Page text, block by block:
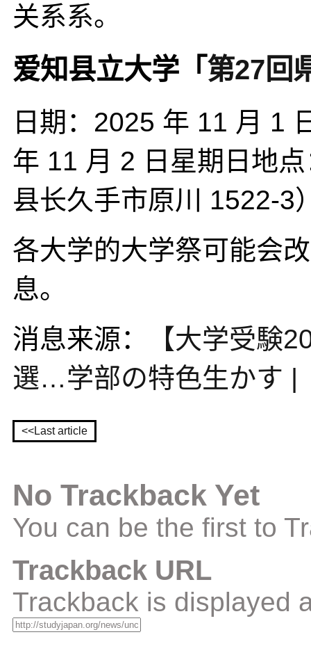
关系系。
爱知县立大学「 第27回
日期：2025 年 11 月 1
年 11 月 2 日星期日地
县长久手市原川 1522-3
各大学的大学祭可能会
息。
消息来源：
【大学受験
選…学部の特色生かす |
<<Last article
No Trackback Yet
You can be the first to
Trackback URL
Trackback is displayed